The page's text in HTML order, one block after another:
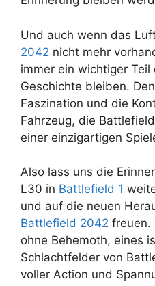
Und auch wenn das
2042 nicht mehr
immer ein wichtiger
Geschichte bleiben.
Faszination und die
Fahrzeug, die
einer einzigartigen
Also lass uns die
L30 in Battlefield 1
und auf die neuen
Battlefield 2042 freuen.
ohne Behemoth, eines
Schlachtfelder von
voller Action und